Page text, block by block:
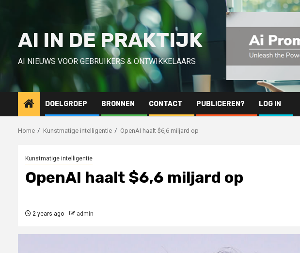
AI IN DE PRAKTIJK
AI NIEUWS VOOR GEBRUIKERS & ONTWIKKELAARS
DOELGROEP BRONNEN CONTACT PUBLICEREN? LOG IN
Home Kunstmatige intelligentie OpenAI haalt $6,6 miljard op
Kunstmatige intelligentie
OpenAI haalt $6,6 miljard op
2 years ago admin